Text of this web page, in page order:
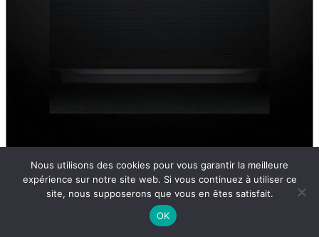
Test du four encastrable
Bosch Série 6
Nous utilisons des cookies pour vous garantir la meilleure
expérience sur notre site web. Si vous continuez à utiliser ce
site, nous supposerons que vous en êtes satisfait.
OK